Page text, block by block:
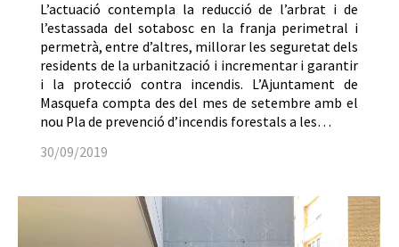
L’actuació contempla la reducció de l’arbrat i de
l’estassada del sotabosc en la franja perimetral i
permetrà, entre d’altres, millorar les seguretat dels
residents de la urbanització i incrementar i garantir
i la protecció contra incendis. L’Ajuntament de
Masquefa compta des del mes de setembre amb el
nou Pla de prevenció d’incendis forestals a les…
30/09/2019